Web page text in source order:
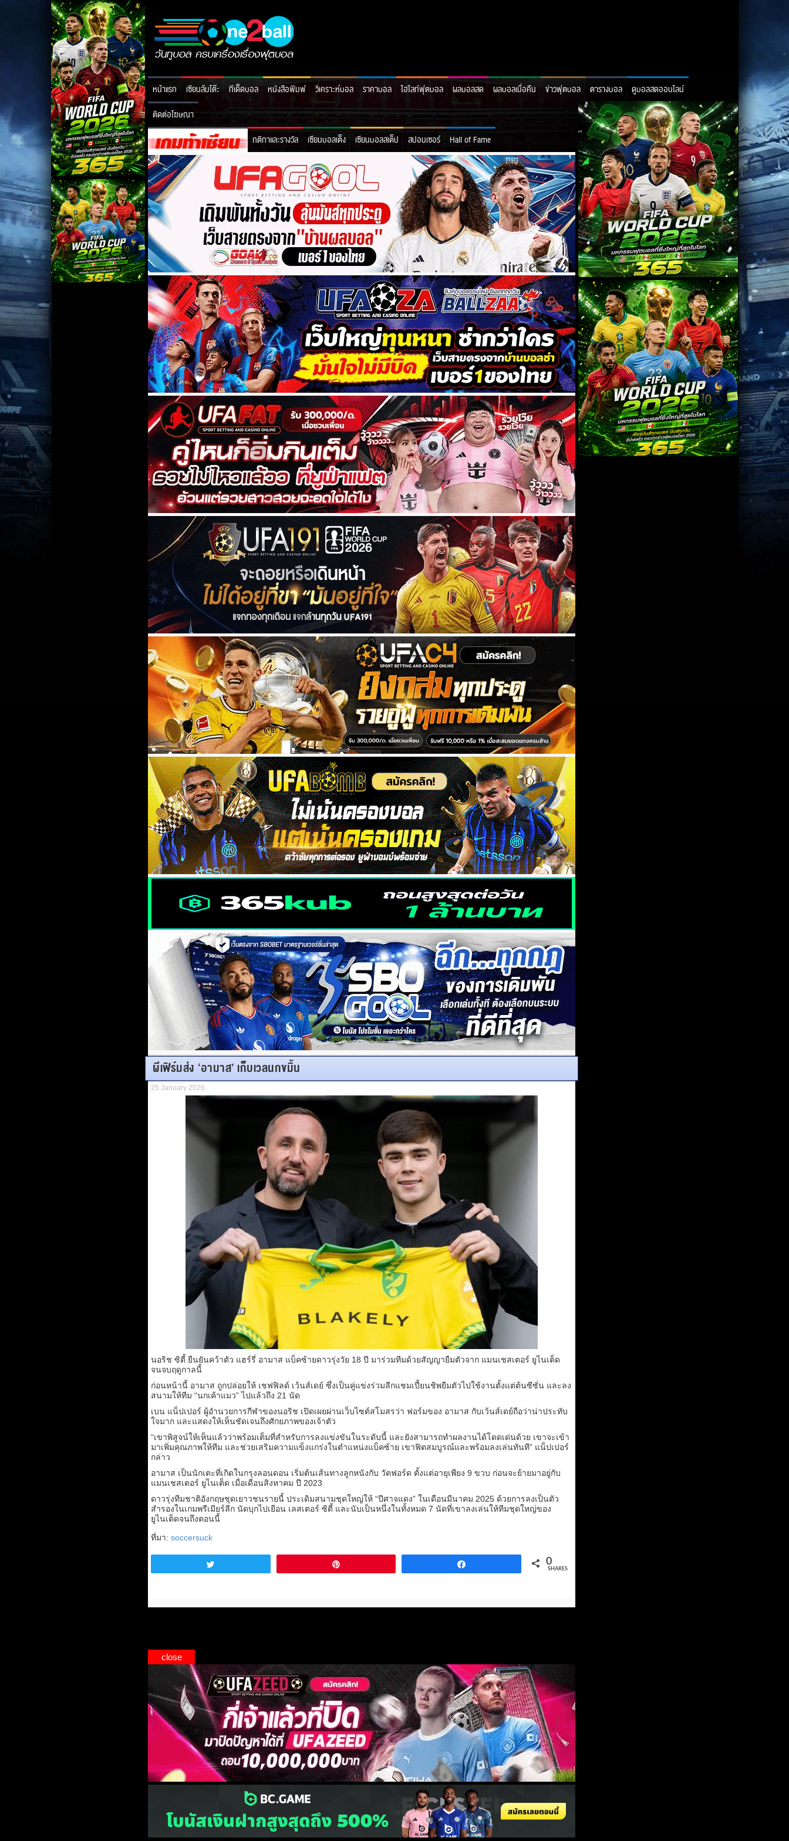
หน้าแรก เซียนล้มโต๊ะ ทีเด็ดบอล หนังสือพิมพ์ วิเคราะห์บอล ราคาบอล ไฮไลท์ฟุตบอล ผลบอลสด ผลบอลเมื่อคืน ข่าวฟุตบอล ตารางบอล
ดูบอลสดออนไลน์
ติดต่อโฆษณา
กติกาและรางวัล
เซียนบอลเต็ง เซียนบอลสเต็ป สปอนเซอร์ Hall of Fame
ผีเฟิร์มส่ง ‘อามาส’ เก็บเวลนกขมิ้น
25 January 2026
นอริช ซิตี้ ยืนยันคว้าตัว แฮร์รี่ อามาส แบ็คซ้ายดาวรุ่งวัย 18 ปี มาร่วมทีมด้วยสัญญายืมตัวจาก แมนเชสเตอร์ ยูไนเต็ด
จนจบฤดูกาลนี้
ก่อนหน้านี้ อามาส ถูกปล่อยให้ เชฟฟิลด์ เว้นส์เดย์ ซึ่งเป็นคู่แข่งร่วมลีกแชมเปี้ยนชิพยืมตัวไปใช้งานตั้งแต่ต้นซีซั่น และลง
สนามให้ทีม “นกเค้าแมว” ไปแล้วถึง 21 นัด
เบน แน็ปเปอร์ ผู้อำนวยการกีฬาของนอริช เปิดเผยผ่านเว็บไซต์สโมสรว่า ฟอร์มของ อามาส กับเว้นส์เดย์ถือว่าน่าประทับ
ใจมาก และแสดงให้เห็นชัดเจนถึงศักยภาพของเจ้าตัว
“เขาพิสูจน์ให้เห็นแล้วว่าพร้อมเต็มที่สำหรับการลงแข่งขันในระดับนี้ และยังสามารถทำผลงานได้โดดเด่นด้วย เขาจะเข้า
มาเพิ่มคุณภาพให้ทีม และช่วยเสริมความแข็งแกร่งในตำแหน่งแบ็คซ้าย เขาฟิตสมบูรณ์และพร้อมลงเล่นทันที” แน็ปเปอร์
กล่าว
อามาส เป็นนักเตะที่เกิดในกรุงลอนดอน เริ่มต้นเส้นทางลูกหนังกับ วัตฟอร์ด ตั้งแต่อายุเพียง 9 ขวบ ก่อนจะย้ายมาอยู่กับ
แมนเชสเตอร์ ยูไนเต็ด เมื่อเดือนสิงหาคม ปี 2023
ดาวรุ่งทีมชาติอังกฤษชุดเยาวชนรายนี้ ประเดิมสนามชุดใหญ่ให้ “ปีศาจแดง” ในเดือนมีนาคม 2025 ด้วยการลงเป็นตัว
สำรองในเกมพรีเมียร์ลีก นัดบุกไปเยือน เลสเตอร์ ซิตี้ และนับเป็นหนึ่งในทั้งหมด 7 นัดที่เขาลงเล่นให้ทีมชุดใหญ่ของ
ยูไนเต็ดจนถึงตอนนี้
ที่มา: soccersuck
0
SHARES
close